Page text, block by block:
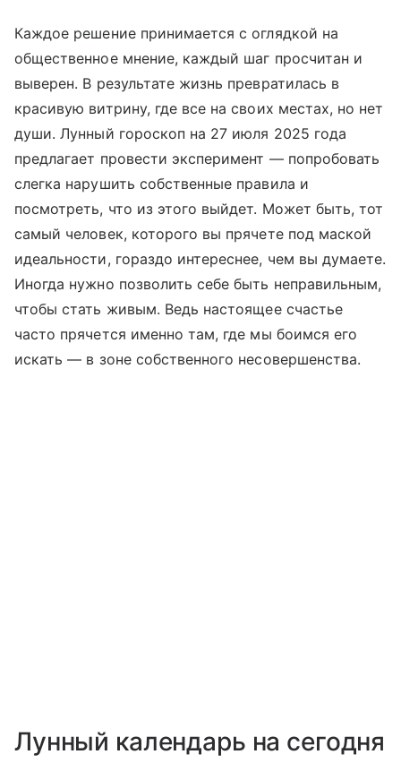
Каждое решение принимается с оглядкой на
общественное мнение, каждый шаг просчитан и
выверен. В результате жизнь превратилась в
красивую витрину, где все на своих местах, но нет
души. Лунный гороскоп на 27 июля 2025 года
предлагает провести эксперимент — попробовать
слегка нарушить собственные правила и
посмотреть, что из этого выйдет. Может быть, тот
самый человек, которого вы прячете под маской
идеальности, гораздо интереснее, чем вы думаете.
Иногда нужно позволить себе быть неправильным,
чтобы стать живым. Ведь настоящее счастье
часто прячется именно там, где мы боимся его
искать — в зоне собственного несовершенства.
Лунный календарь на сегодня